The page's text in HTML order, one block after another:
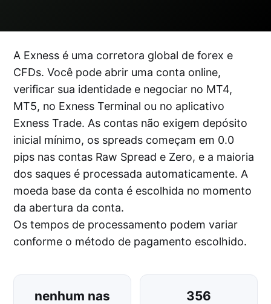
A Exness é uma corretora global de forex e
CFDs. Você pode abrir uma conta online,
verificar sua identidade e negociar no MT4,
MT5, no Exness Terminal ou no aplicativo
Exness Trade. As contas não exigem depósito
inicial mínimo, os spreads começam em 0.0
pips nas contas Raw Spread e Zero, e a maioria
dos saques é processada automaticamente. A
moeda base da conta é escolhida no momento
da abertura da conta.
Os tempos de processamento podem variar
conforme o método de pagamento escolhido.
nenhum nas
356